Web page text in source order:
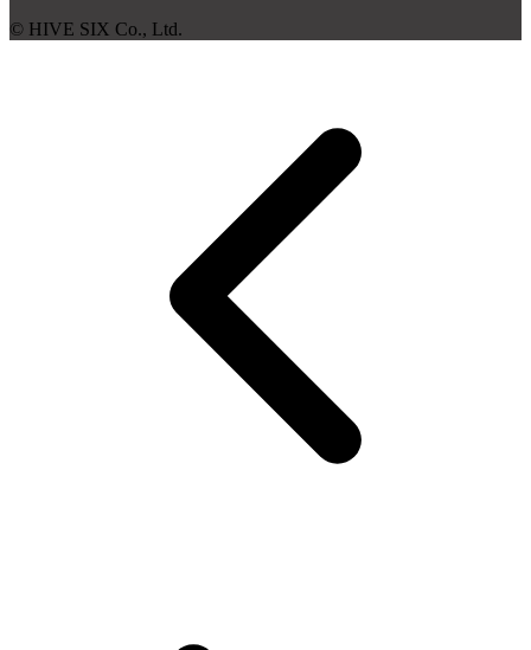
© HIVE SIX Co., Ltd.